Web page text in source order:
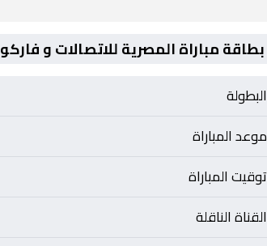
بطاقة مباراة المصرية للاتصالات و فاركو
البطولة
موعد المباراة
توقيت المباراة
القناة الناقلة